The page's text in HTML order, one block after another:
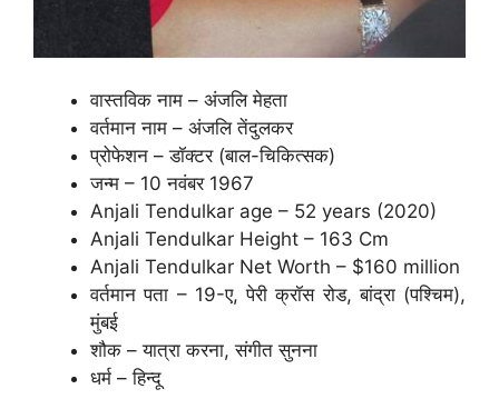
वास्तविक नाम – अंजलि मेहता
वर्तमान नाम – अंजलि तेंदुलकर
प्रोफेशन – डॉक्टर (बाल-चिकित्सक)
जन्म – 10 नवंबर 1967
Anjali Tendulkar age – 52 years (2020)
Anjali Tendulkar Height – 163 Cm
Anjali Tendulkar Net Worth – $160 million
वर्तमान पता – 19-ए, पेरी क्रॉस रोड, बांद्रा (पश्चिम),
मुंबई
शौक – यात्रा करना, संगीत सुनना
धर्म – हिन्दू